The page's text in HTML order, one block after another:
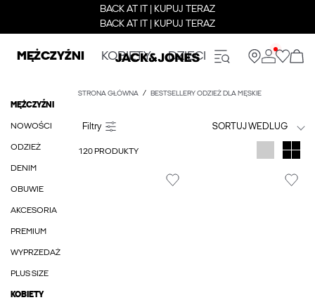
BACK AT IT | KUPUJ TERAZ
BACK AT IT | KUPUJ TERAZ
MĘŻCZYŹNI KOBIETY DZIECI
MĘŻCZYŹNI
NOWOŚCI
ODZIEŻ
DENIM
OBUWIE
AKCESORIA
PREMIUM
WYPRZEDAŻ
PLUS SIZE
KOBIETY
STRONA GŁÓWNA BESTSELLERY ODZIEŻ DLA MĘSKIE
SORTUJ WEDLUG
120 PRODUKTY